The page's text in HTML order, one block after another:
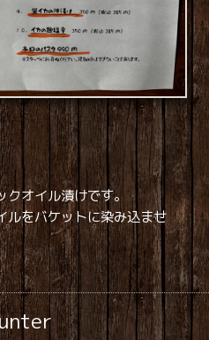
オイル漬けです。
ルをバケットに染み込ませ